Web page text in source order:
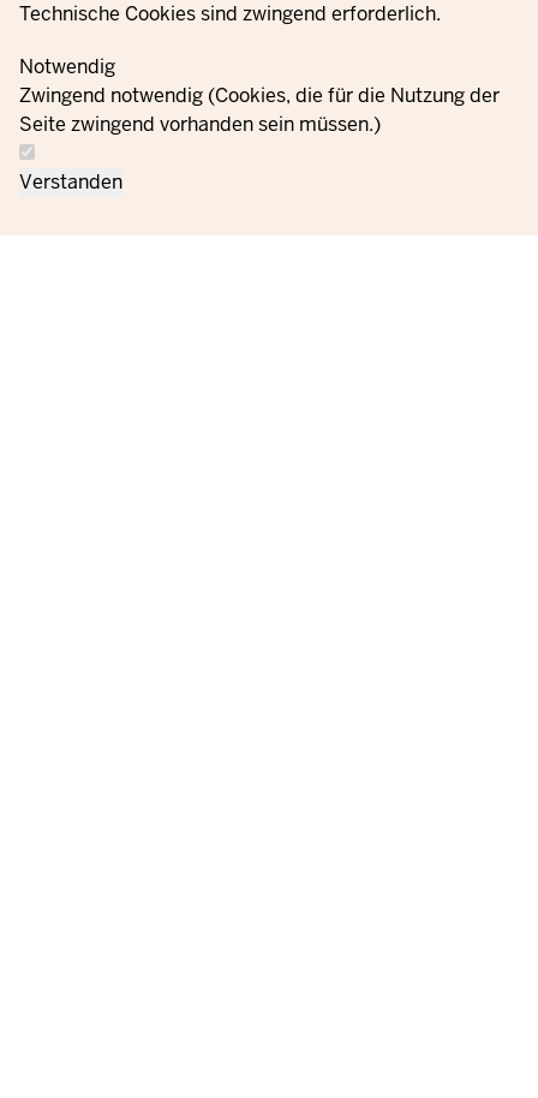
Technische Cookies sind zwingend erforderlich.
Notwendig
Zwingend notwendig (Cookies, die für die Nutzung der
Seite zwingend vorhanden sein müssen.)
Verstanden